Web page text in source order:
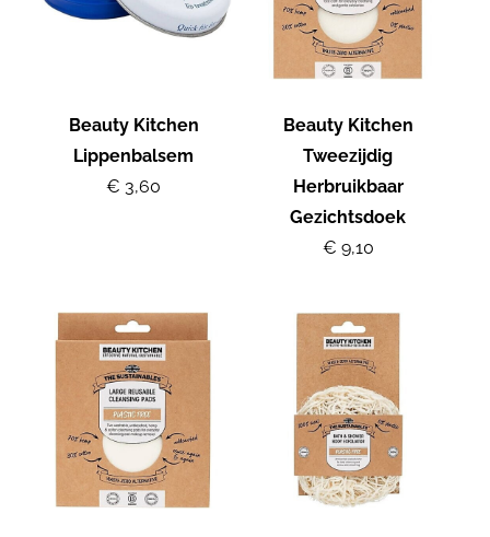
Beauty Kitchen
Lippenbalsem
€ 3,60
Beauty Kitchen
Tweezijdig
Herbruikbaar
Gezichtsdoek
€ 9,10